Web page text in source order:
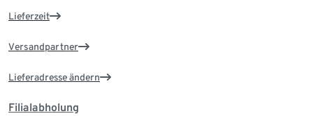
Lieferzeit
Versandpartner
Lieferadresse ändern
Filialabholung